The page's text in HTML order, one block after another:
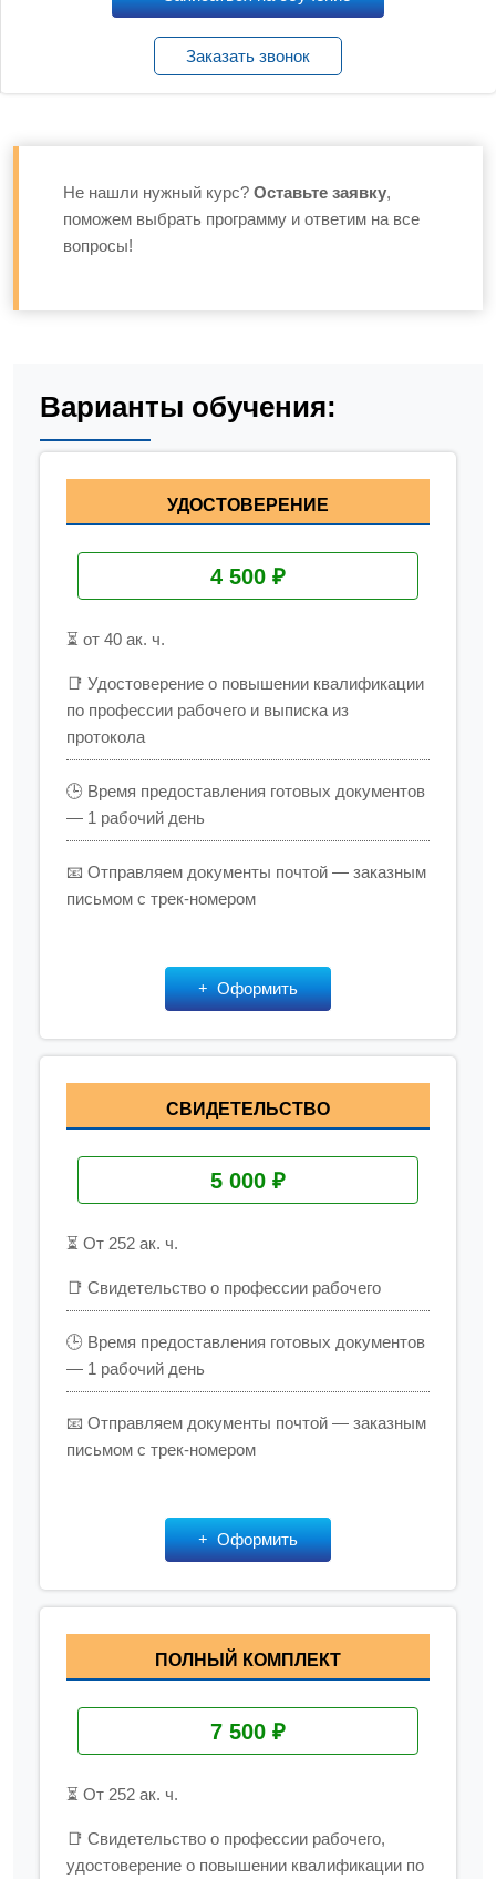
Заказать звонок
Не нашли нужный курс? Оставьте заявку,
поможем выбрать программу и ответим на все
вопросы!
Варианты обучения:
УДОСТОВЕРЕНИЕ
4 500 ₽
⏳ от 40 ак. ч.
📑 Удостоверение о повышении квалификации
по профессии рабочего и выписка из
протокола
🕒 Время предоставления готовых документов
— 1 рабочий день
📧 Отправляем документы почтой — заказным
письмом с трек-номером
Оформить
СВИДЕТЕЛЬСТВО
5 000 ₽
⏳ От 252 ак. ч.
📑 Свидетельство о профессии рабочего
🕒 Время предоставления готовых документов
— 1 рабочий день
📧 Отправляем документы почтой — заказным
письмом с трек-номером
Оформить
ПОЛНЫЙ КОМПЛЕКТ
7 500 ₽
⏳ От 252 ак. ч.
📑 Свидетельство о профессии рабочего,
удостоверение о повышении квалификации по